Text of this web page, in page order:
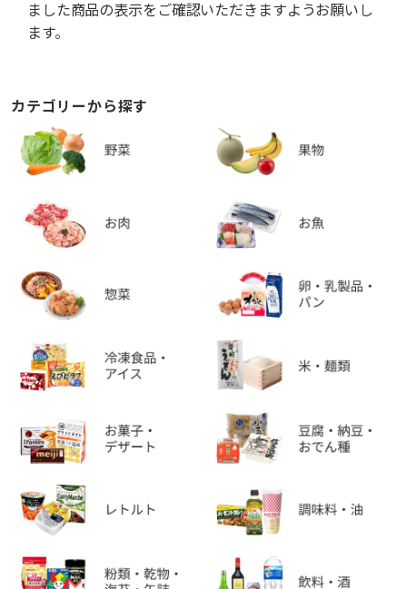
ました商品の表示をご確認いただきますようお願いし
ます。
カテゴリーから探す